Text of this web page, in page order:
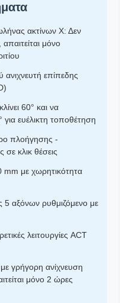
ακτίνων Χ: Δεν
μόνο
ανιχνευτή επίπεδης
60° και να
για ευέλικτη τοποθέτηση
πλοήγησης -
σε κλικ θέσεις
με χωρητικότητα
αξόνων ρυθμιζόμενο με
λειτουργίες ACT
γρήγορη ανίχνευση
μόνο 2 ώρες